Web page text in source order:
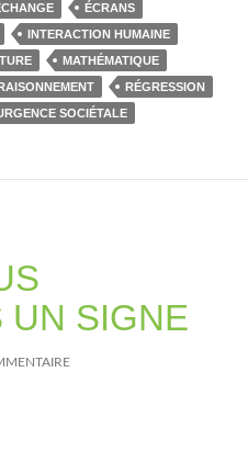
ÉCRANS
INTERACTION HUMAINE
MATHÉMATIQUE
RÉGRESSION
SOCIÉTALE
UN SIGNE